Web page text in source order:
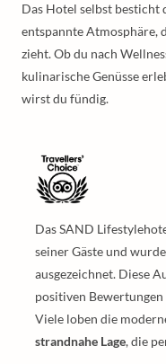
Das Hotel selbst besticht
entspannte Atmosphäre,
zieht. Ob du nach
kulinarische Genüsse
wirst du fündig.
Das SAND
seiner Gäste und
ausgezeichnet. Diese
positiven
Viele loben die
strandnahe Lage, die